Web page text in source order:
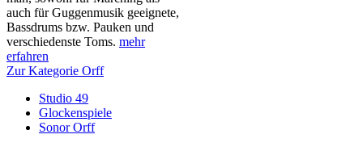
auch für Guggenmusik geeignete,
Bassdrums bzw. Pauken und
verschiedenste Toms. mehr
erfahren
Zur Kategorie Orff
Studio 49
Glockenspiele
Sonor Orff